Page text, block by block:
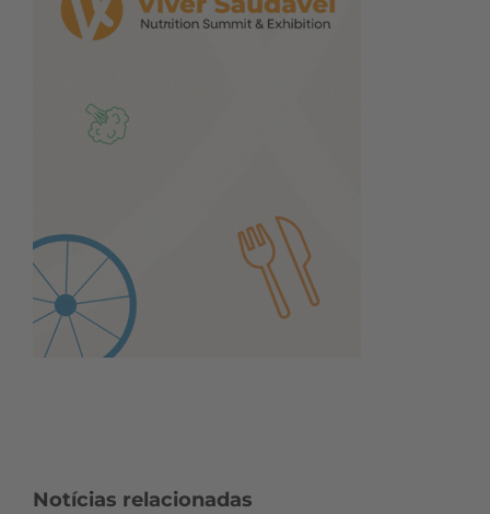
Notícias relacionadas